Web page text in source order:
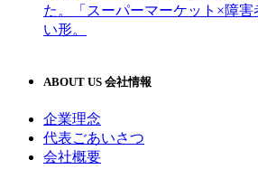
た。「スーパーマーケット×障
い形。
ABOUT US 会社情報
企業理念
代表ごあいさつ
会社概要